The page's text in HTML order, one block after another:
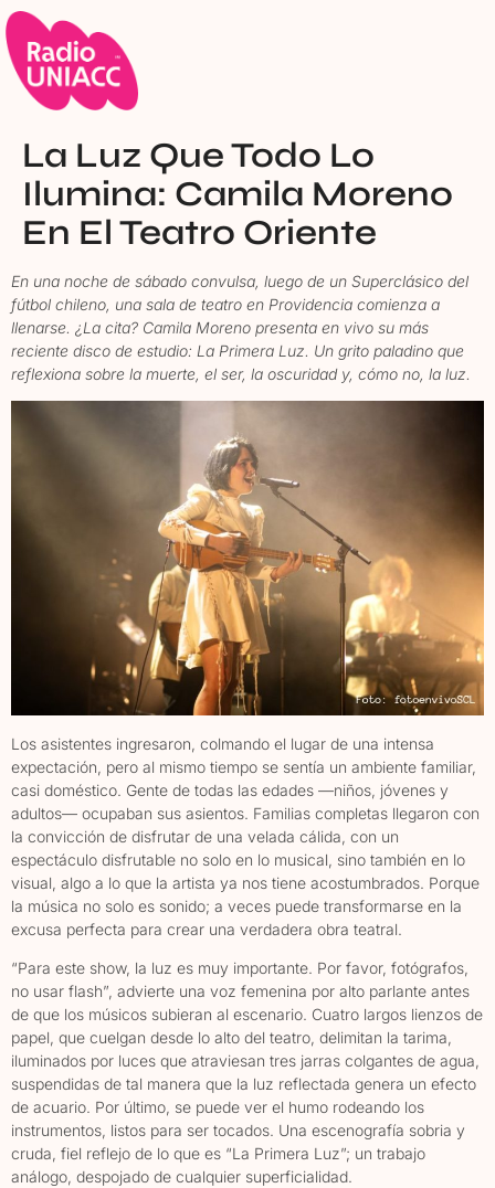
La Luz Que Todo Lo
Ilumina: Camila Moreno
En El Teatro Oriente
En una noche de sábado convulsa, luego de un Superclásico del
fútbol chileno, una sala de teatro en Providencia comienza a
llenarse. ¿La cita? Camila Moreno presenta en vivo su más
reciente disco de estudio: La Primera Luz. Un grito paladino que
reflexiona sobre la muerte, el ser, la oscuridad y, cómo no, la luz.
Los asistentes ingresaron, colmando el lugar de una intensa
expectación, pero al mismo tiempo se sentía un ambiente familiar,
casi doméstico. Gente de todas las edades —niños, jóvenes y
adultos— ocupaban sus asientos. Familias completas llegaron con
la convicción de disfrutar de una velada cálida, con un
espectáculo disfrutable no solo en lo musical, sino también en lo
visual, algo a lo que la artista ya nos tiene acostumbrados. Porque
la música no solo es sonido; a veces puede transformarse en la
excusa perfecta para crear una verdadera obra teatral.
“Para este show, la luz es muy importante. Por favor, fotógrafos,
no usar flash”, advierte una voz femenina por alto parlante antes
de que los músicos subieran al escenario. Cuatro largos lienzos de
papel, que cuelgan desde lo alto del teatro, delimitan la tarima,
iluminados por luces que atraviesan tres jarras colgantes de agua,
suspendidas de tal manera que la luz reflectada genera un efecto
de acuario. Por último, se puede ver el humo rodeando los
instrumentos, listos para ser tocados. Una escenografía sobria y
cruda, fiel reflejo de lo que es “La Primera Luz”; un trabajo
análogo, despojado de cualquier superficialidad.